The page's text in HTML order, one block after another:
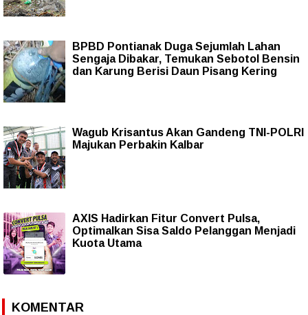
BPBD Pontianak Duga Sejumlah Lahan
Sengaja Dibakar, Temukan Sebotol Bensin
dan Karung Berisi Daun Pisang Kering
Wagub Krisantus Akan Gandeng TNI-POLRI
Majukan Perbakin Kalbar
AXIS Hadirkan Fitur Convert Pulsa,
Optimalkan Sisa Saldo Pelanggan Menjadi
Kuota Utama
KOMENTAR